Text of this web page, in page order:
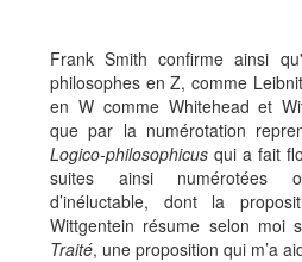
Frank Smith confirme ainsi
philosophes en Z, comme
en W comme Whitehead et
que par la numérotation
Logico-philosophicus qui a fait
suites ainsi numérotées
d’inéluctable, dont la
Wittgentein résume selon moi
Traité, une proposition qui m’a